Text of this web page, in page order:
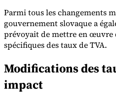
Outils
Calculateur de VAT
vente Vérificateur de numéro de VAT
Parmi tous les changements
gouvernement slovaque a
prévoyait de mettre en œuvre
spécifiques des taux de TVA.
Modifications des
impact